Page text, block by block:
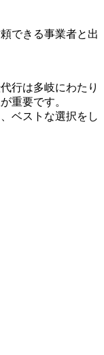
できる事業者と出
行は多岐にわたり
重要です。
ベストな選択をし